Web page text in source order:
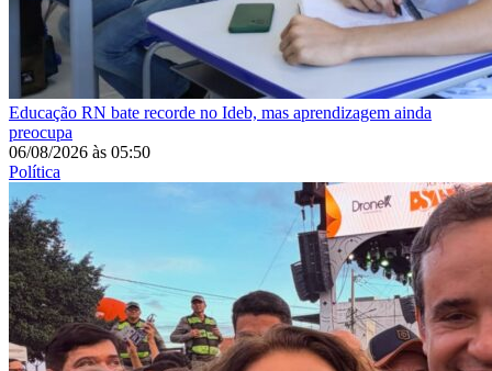
Educação RN bate recorde no Ideb, mas aprendizagem ainda
preocupa
06/08/2026 às 05:50
Política